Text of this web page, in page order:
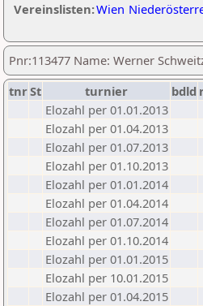
Vereinslisten:Wien
Pnr:113477 Name: Werner
tnrSt turnier bdld
Elozahl per 01.01.2013
Elozahl per 01.04.2013
Elozahl per 01.07.2013
Elozahl per 01.10.2013
Elozahl per 01.01.2014
Elozahl per 01.04.2014
Elozahl per 01.07.2014
Elozahl per 01.10.2014
Elozahl per 01.01.2015
Elozahl per 10.01.2015
Elozahl per 01.04.2015